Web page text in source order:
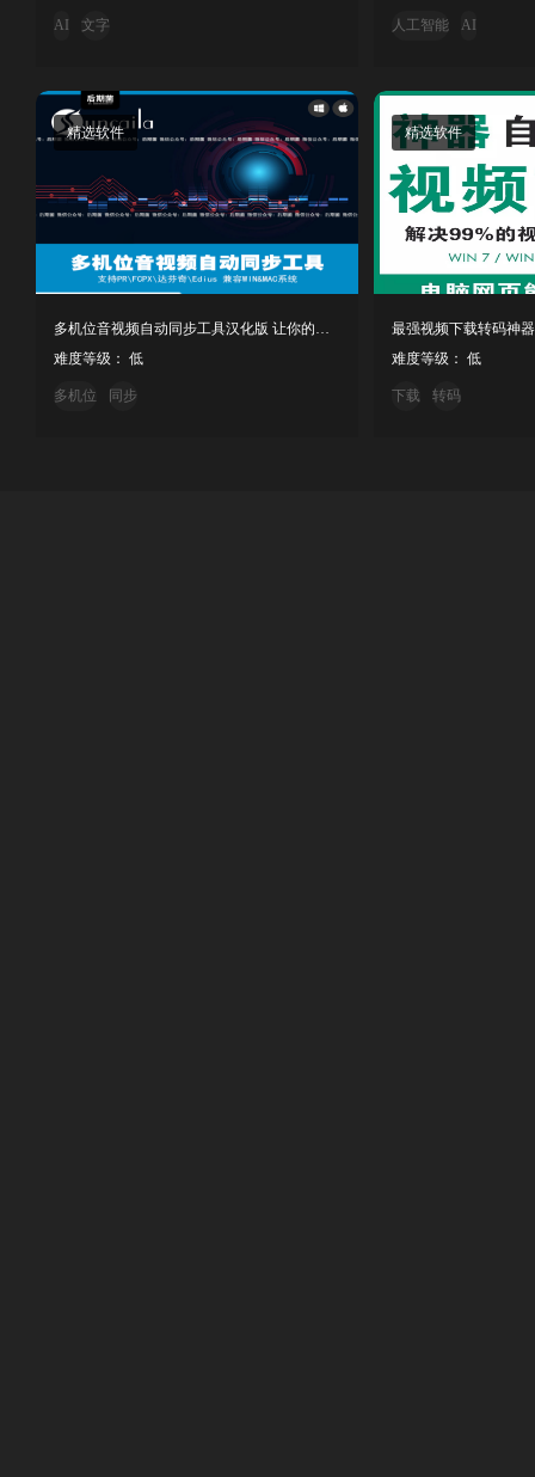
AI 文字 人工智能 AI
精选软件
多机位音视频自动同步工具汉化版 让你的效率槽满格！
难度等级： 低
多机位 同步
精选软件
难度等级： 低
下载 转码